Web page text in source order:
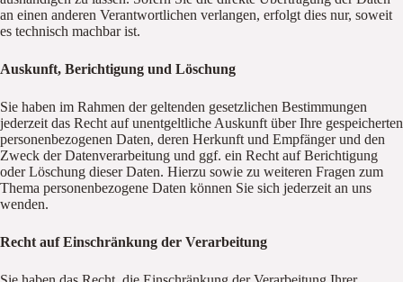
an einen anderen Verantwortlichen verlangen, erfolgt dies nur, soweit
es technisch machbar ist.
Auskunft, Berichtigung und Löschung
Sie haben im Rahmen der geltenden gesetzlichen Bestimmungen
jederzeit das Recht auf unentgeltliche Auskunft über Ihre gespeicherten
personenbezogenen Daten, deren Herkunft und Empfänger und den
Zweck der Datenverarbeitung und ggf. ein Recht auf Berichtigung
oder Löschung dieser Daten. Hierzu sowie zu weiteren Fragen zum
Thema personenbezogene Daten können Sie sich jederzeit an uns
wenden.
Recht auf Einschränkung der Verarbeitung